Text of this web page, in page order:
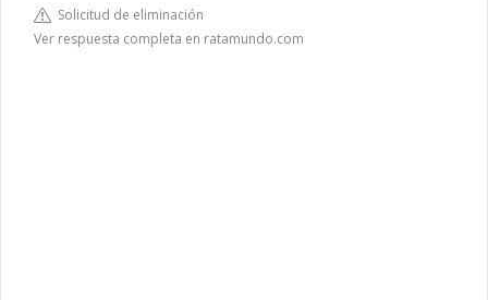
Solicitud de eliminación
Ver respuesta completa en ratamundo.com